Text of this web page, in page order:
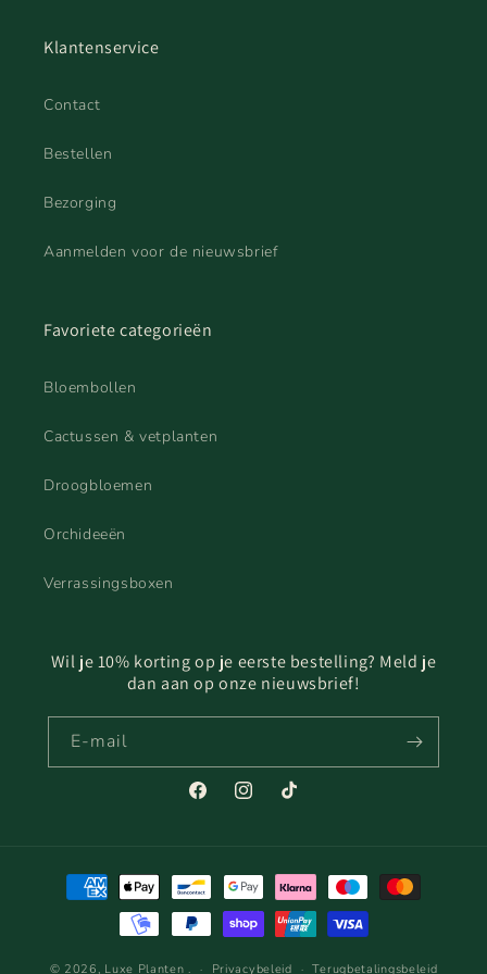
Klantenservice
Contact
Bestellen
Bezorging
Aanmelden voor de nieuwsbrief
Favoriete categorieën
Bloembollen
Cactussen & vetplanten
Droogbloemen
Orchideeën
Verrassingsboxen
Wil je 10% korting op je eerste bestelling? Meld je
dan aan op onze nieuwsbrief!
E‑mail
FacebookInstagramTikTok
Betaalmethoden
© 2026, Luxe Planten . Privacybeleid Terugbetalingsbeleid